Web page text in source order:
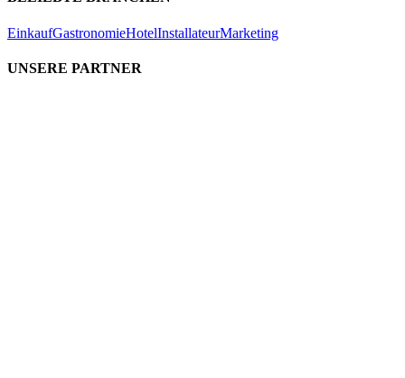
EinkaufGastronomieHotelInstallateurMarketing
UNSERE PARTNER